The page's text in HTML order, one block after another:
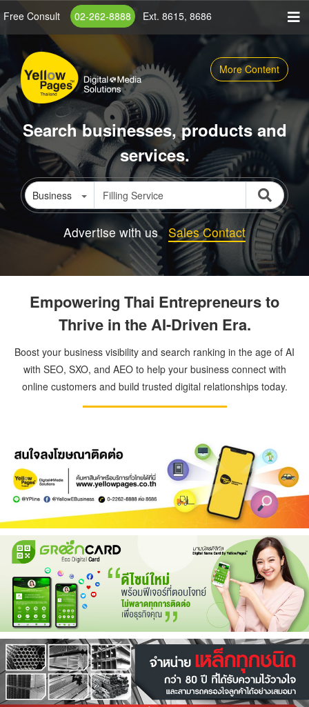
content
Free Consult 02-262-8888 Ext. 8615, 8686
More Content
Search businesses, products and
services.
Business
Advertise with us Sales Contact
Empowering Thai Entrepreneurs to
Thrive in the AI-Driven Era.
Boost your business visibility and search ranking in the age of AI
with SEO, SXO, and AEO to help your business connect with
online customers and build trusted digital relationships today.